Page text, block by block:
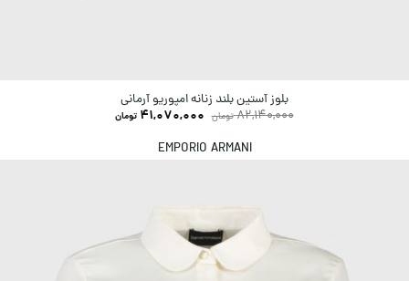
بلوز آستین بلند زنانه امپوریو آرمانی
82,140,000 تومان 41,070,000 تومان
EMPORIO ARMANI